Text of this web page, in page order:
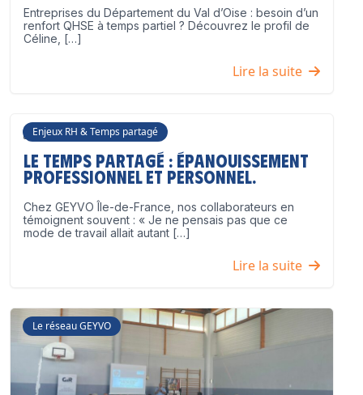
Entreprises du Département du Val d’Oise : besoin d’un
renfort QHSE à temps partiel ? Découvrez le profil de
Céline, […]
Lire la suite
Enjeux RH & Temps partagé
17 juillet 2025 Geyvo
Le temps partagé : épanouissement
professionnel ET personnel.
Chez GEYVO Île-de-France, nos collaborateurs en
témoignent souvent : « Je ne pensais pas que ce
mode de travail allait autant […]
Lire la suite
Le réseau GEYVO